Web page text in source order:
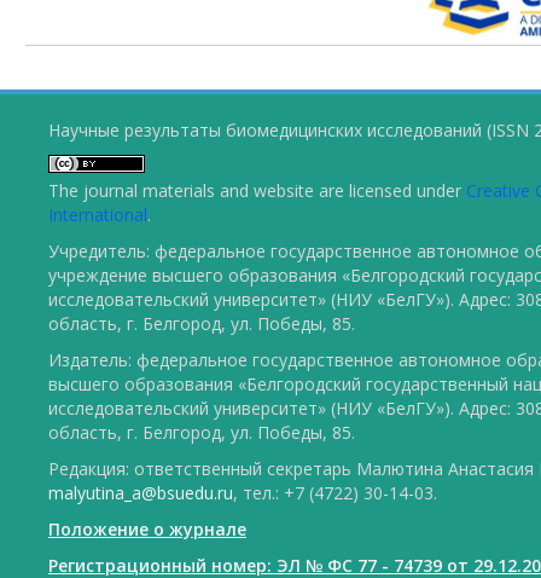
Научные результаты биомедицинских исследований (ISSN
The journal materials and website are licensed under Creative
International.
Учредитель: федеральное государственное автономное
учреждение высшего образования «Белгородский
исследовательский университет» (НИУ «БелГУ»). Адрес:
область, г. Белгород, ул. Победы, 85.
Издатель: федеральное государственное автономное
высшего образования «Белгородский государственный
исследовательский университет» (НИУ «БелГУ»). Адрес:
область, г. Белгород, ул. Победы, 85.
Редакция: ответственный секретарь Малютина
malyutina_a@bsuedu.ru, тел.: +7 (4722) 30-14-03.
Положение о журнале
Регистрационный номер: ЭЛ № ФС 77 - 74739 от